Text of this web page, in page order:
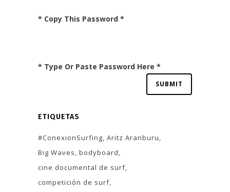
* Copy This Password *
* Type Or Paste Password Here *
ETIQUETAS
#ConexionSurfing Aritz Aranburu
Big Waves bodyboard
cine documental de surf
competición de surf